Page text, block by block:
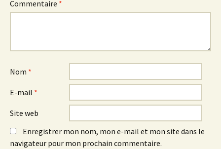
Commentaire *
Nom *
E-mail *
Site web
Enregistrer mon nom, mon e-mail et mon site dans le
navigateur pour mon prochain commentaire.